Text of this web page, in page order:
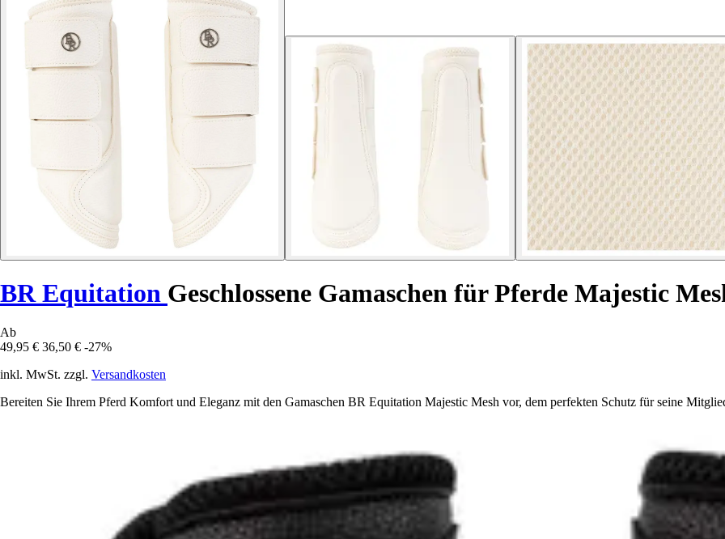
BR Equitation Geschlossene Gamaschen für Pferde Majestic
Ab
49,95 € 36,50 € -27%
inkl. MwSt. zzgl. Versandkosten
Bereiten Sie Ihrem Pferd Komfort und Eleganz mit den Gamaschen BR Equitation Majestic Mesh vor, dem perfekten Schutz für seine